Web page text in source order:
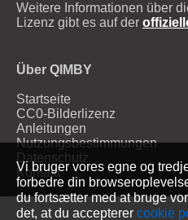
Vi bruger vores egne og
forbedre din
du fortsætter med at bruge
det, at du accepterer cookie
Weitere Informationen über
Lizenz gibt es auf der
Über QIMBY
Startseite
CC0-Bilderlizenz
Anleitungen
Nutzungsbestimmungen
Datenschutz
Kontakt